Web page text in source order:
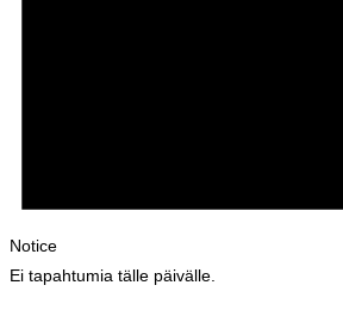
Notice
Ei tapahtumia tälle päivälle.